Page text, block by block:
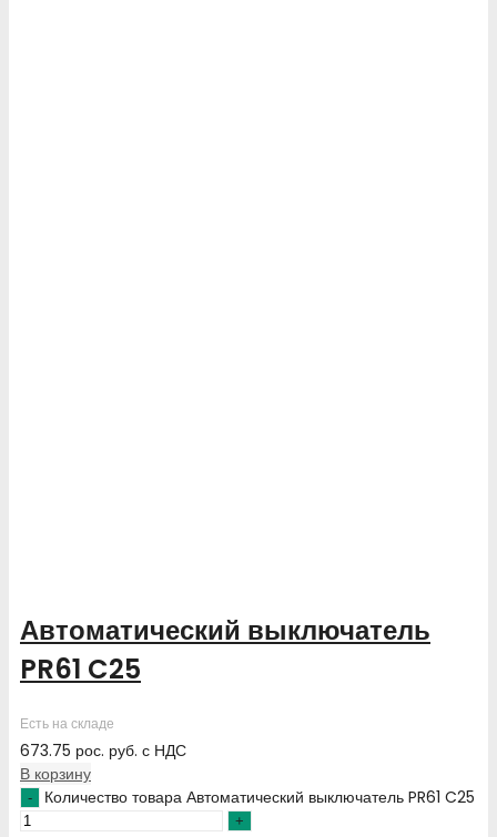
Автоматический выключатель
PR61 C25
Есть на складе
673.75 рос. руб. с НДС
В корзину
Количество товара Автоматический выключатель PR61 C25